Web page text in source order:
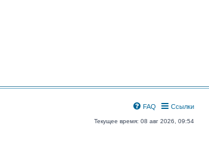
Ссылки
FAQ
Текущее время: 08 авг 2026, 09:54